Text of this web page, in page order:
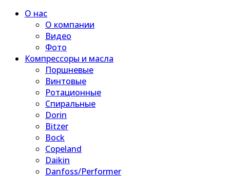
О нас
О компании
Видео
Фото
Компрессоры и масла
Поршневые
Винтовые
Ротационные
Спиральные
Dorin
Bitzer
Bock
Copeland
Daikin
Danfoss/Performer